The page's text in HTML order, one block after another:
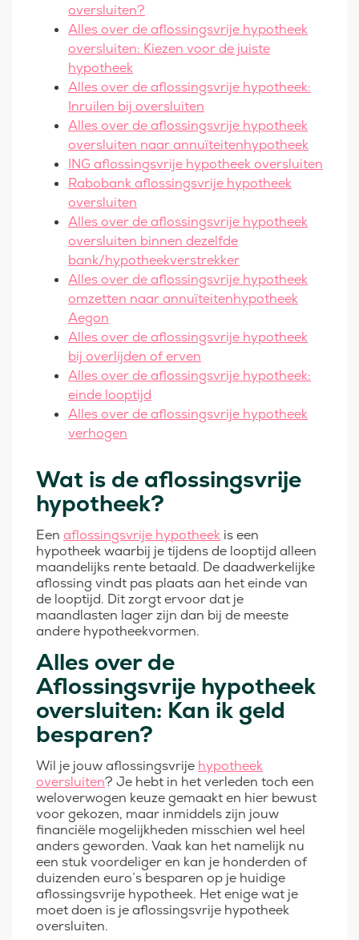
oversluiten?
Alles over de aflossingsvrije hypotheek
oversluiten: Kiezen voor de juiste
hypotheek
Alles over de aflossingsvrije hypotheek:
Inruilen bij oversluiten
Alles over de aflossingsvrije hypotheek
oversluiten naar annuïteitenhypotheek
ING aflossingsvrije hypotheek oversluiten
Rabobank aflossingsvrije hypotheek
oversluiten
Alles over de aflossingsvrije hypotheek
oversluiten binnen dezelfde
bank/hypotheekverstrekker
Alles over de aflossingsvrije hypotheek
omzetten naar annuïteitenhypotheek
Aegon
Alles over de aflossingsvrije hypotheek
bij overlijden of erven
Alles over de aflossingsvrije hypotheek:
einde looptijd
Alles over de aflossingsvrije hypotheek
verhogen
Wat is de aflossingsvrije
hypotheek?
Een aflossingsvrije hypotheek is een
hypotheek waarbij je tijdens de looptijd alleen
maandelijks rente betaald. De daadwerkelijke
aflossing vindt pas plaats aan het einde van
de looptijd. Dit zorgt ervoor dat je
maandlasten lager zijn dan bij de meeste
andere hypotheekvormen.
Alles over de
Aflossingsvrije hypotheek
oversluiten: Kan ik geld
besparen?
Wil je jouw aflossingsvrije hypotheek
oversluiten? Je hebt in het verleden toch een
weloverwogen keuze gemaakt en hier bewust
voor gekozen, maar inmiddels zijn jouw
financiële mogelijkheden misschien wel heel
anders geworden. Vaak kan het namelijk nu
een stuk voordeliger en kan je honderden of
duizenden euro’s besparen op je huidige
aflossingsvrije hypotheek. Het enige wat je
moet doen is je aflossingsvrije hypotheek
oversluiten.